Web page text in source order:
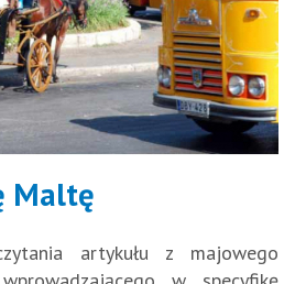
Maltę
artykułu z majowego